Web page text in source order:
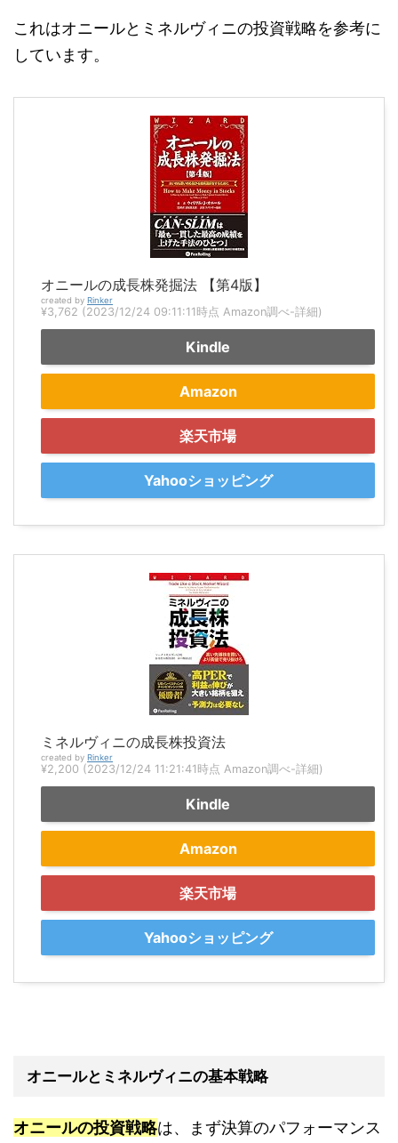
これはオニールとミネルヴィニの投資戦略を参考に
しています。
オニールの成長株発掘法 【第4版】
created by Rinker
¥3,762 (2023/12/24 09:11:11時点 Amazon調べ-詳細)
Kindle
Amazon
楽天市場
Yahooショッピング
ミネルヴィニの成長株投資法
created by Rinker
¥2,200 (2023/12/24 11:21:41時点 Amazon調べ-詳細)
Kindle
Amazon
楽天市場
Yahooショッピング
オニールとミネルヴィニの基本戦略
オニールの投資戦略は、まず決算のパフォーマンス